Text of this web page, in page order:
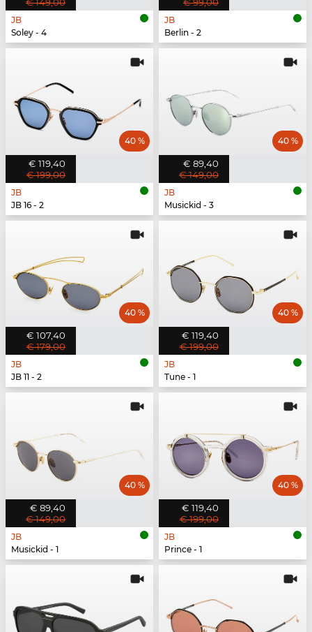
JB
Soley - 4
JB
Berlin - 2
€ 119,40
€ 199,00
40 %
JB
JB 16 - 2
€ 89,40
€ 149,00
40 %
JB
Musickid - 3
€ 107,40
€ 179,00
40 %
JB
JB 11 - 2
€ 119,40
€ 199,00
40 %
JB
Tune - 1
€ 89,40
€ 149,00
40 %
JB
Musickid - 1
€ 119,40
€ 199,00
40 %
JB
Prince - 1